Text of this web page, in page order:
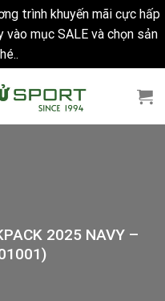
trình khuyến mãi cực hấp
mục SALE và chọn sản
2025 NAVY –